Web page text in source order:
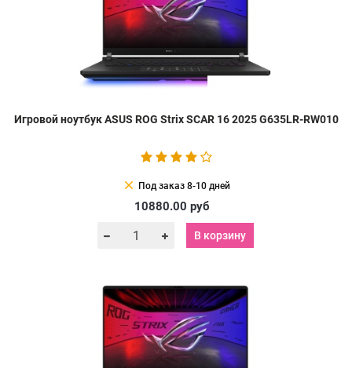
Игровой ноутбук ASUS ROG Strix SCAR 16 2025 G635LR-RW010
clear Под заказ 8-10 дней
10880.00 руб
В корзину